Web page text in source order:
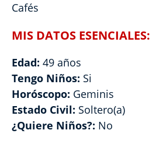
Cafés
MIS DATOS ESENCIALES:
Edad: 49 años
Tengo Niños: Si
Horóscopo: Geminis
Estado Civil: Soltero(a)
¿Quiere Niños?: No